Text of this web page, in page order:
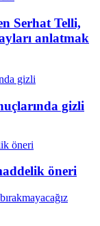
Serhat Telli,
anlatmak
gizli
öneri